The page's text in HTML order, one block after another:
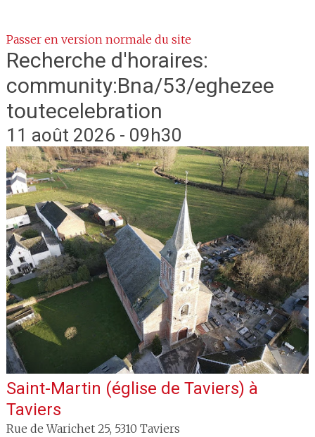
Passer en version normale du site
Recherche d'horaires:
community:Bna/53/eghezee
toutecelebration
11 août 2026 - 09h30
Saint-Martin (église de Taviers) à
Taviers
Rue de Warichet 25, 5310 Taviers